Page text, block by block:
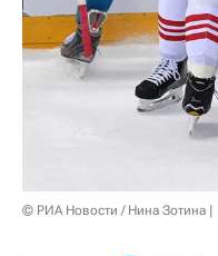
© РИА Новости / Нина Зотина